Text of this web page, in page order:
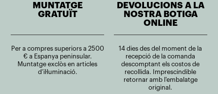
MUNTATGE
GRATUÏT
Per a compres superiors a 2500
€ a Espanya peninsular.
Muntatge exclòs en articles
d’il·luminació.
DEVOLUCIONS A LA
NOSTRA BOTIGA
ONLINE
14 dies des del moment de la
recepció de la comanda
descomptant els costos de
recollida. Imprescindible
retornar amb l'embalatge
original.